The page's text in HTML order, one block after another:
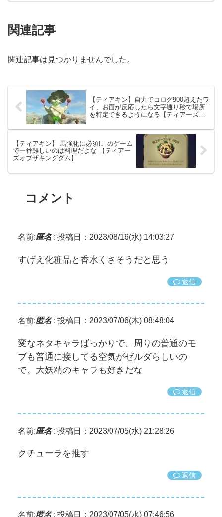
関連記事
関連記事は見つかりませんでした。
【ティアキン】自力でコログ900超えたワ
イ、お面が反応したら文字通り秒で場所
を特定できるようになる【ティアーズオ
【ティアキン】 馬強化に必須!このゲーム
で一番難しいのは料理だよな 【ティアー
ズオブザキングダム】
コメント
名前:匿名: 投稿日：2023/08/16(水) 14:03:27
すげえ化粧品と香水くさそうだと思う
返信
名前:匿名: 投稿日：2023/07/06(木) 08:48:04
変なネタキャラばっかりで、周りの普通のモ
ブも普通に接してる空気がゼルダらしいの
で、大妖精のキャラも好きだな
返信
名前:匿名: 投稿日：2023/07/05(水) 21:28:26
クチューラを推す
返信
名前:匿名: 投稿日：2023/07/05(水) 07:46:56